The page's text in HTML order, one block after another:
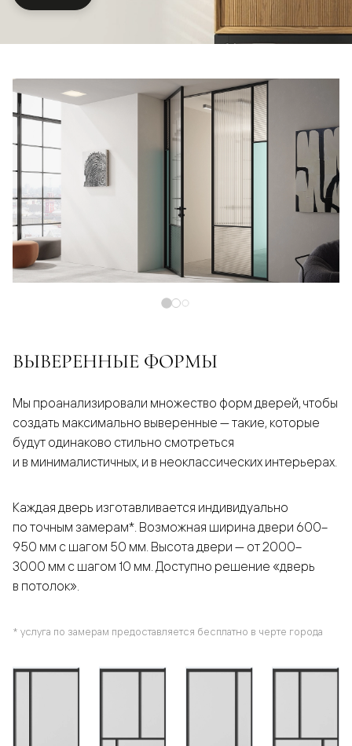
ВЫВЕРЕННЫЕ ФОРМЫ
Мы проанализировали множество форм дверей, чтобы
создать максимально выверенные — такие, которые
будут одинаково стильно смотреться
и в минималистичных, и в неоклассических интерьерах.
Каждая дверь изготавливается индивидуально
по точным замерам*. Возможная ширина двери 600–
950 мм с шагом 50 мм. Высота двери — от 2000–
3000 мм с шагом 10 мм. Доступно решение «дверь
в потолок».
* услуга по замерам предоставляется бесплатно в черте города